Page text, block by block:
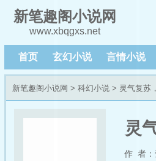
新笔趣阁小说网
www.xbqgxs.net
首页 玄幻小说 言情小说
新笔趣阁小说网 > 科幻小说 > 灵气复苏
灵
作 者：